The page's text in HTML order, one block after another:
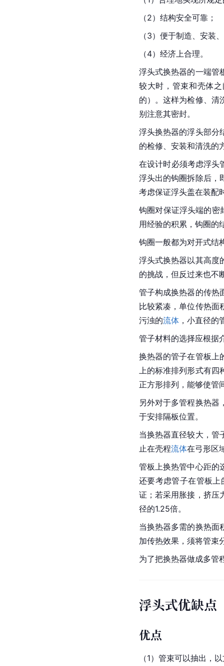
（2）结构安全可靠；
（3）便于制造、安装
（4）经济上合理。
浮头式换热器的一端管
较大时，管束和壳体
的）。这样为检修、清
别注意其密封。
浮头换热器的浮头部分
的检修、安装和清洗的
在设计时必须考虑浮头
浮头出的钩圈拆除后，
考虑保证浮头盖在装配
钩圈对保证浮头端的密
用经验的积累，钩圈的
钩圈一般都为对开式结
浮头式换热器以其高度
的挑战，但反过来也不
管子构成换热器的传热
比较紧凑，单位传热面
污浊的流体 ，小直径的
管子材料的选择应根据
换热器的管子在管板上
上的标准排列形式有
正方形排列，能够使管
另外对于多管程换热器
于安排隔板位置。
当换热器直径较大，管
止在壳程流体在弓形区
管板上换热管中心距的
还要考虑管子在管板
证；若采用胀接，挤压
径的1.25倍。
当换热器多需的换热面
加传热效果，须将管束
为了把换热器做成多管
浮头式优缺点
优点
（1）管束可以抽出，